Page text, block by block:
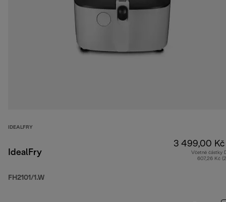
IDEALFRY
IdealFry
FH2101/1.W
3 499,00 Kč
Včetně částky
607,26 Kč